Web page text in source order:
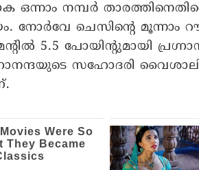
ഒന്നാം നമ്പർ
നോർവേ ചെസിന്റെ മൂന്നാം
5.5 പോയിന്റുമായി
സഹോദരി